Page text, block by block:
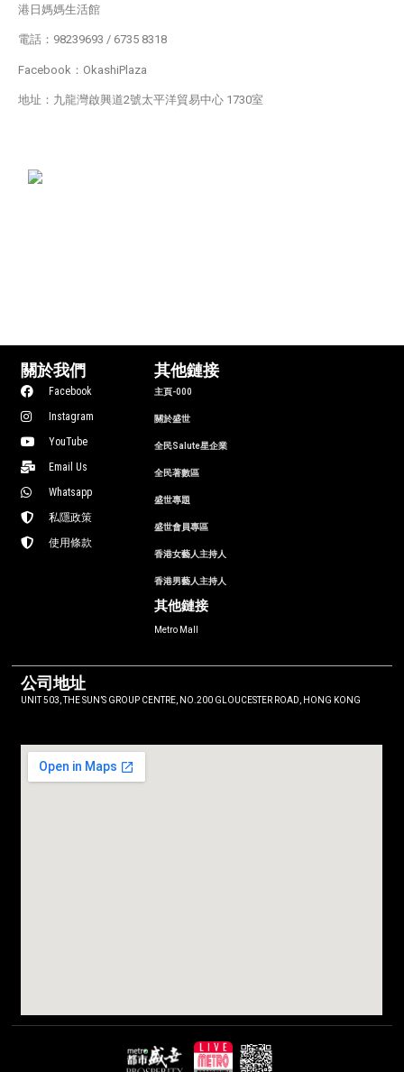
港日媽媽生活館
電話：98239693 / 6735 8318
Facebook：OkashiPlaza
地址：九龍灣啟興道2號太平洋貿易中心 1730室
關於我們
Facebook
Instagram
YouTube
Email Us
Whatsapp
私隱政策
使用條款
其他鏈接
主頁-000
關於盛世
全民Salute星企業
全民著數區
盛世專題
盛世會員專區
香港女藝人主持人
香港男藝人主持人
其他鏈接
Metro Mall
公司地址
UNIT 503, THE SUN’S GROUP CENTRE, NO.200 GLOUCESTER ROAD, HONG KONG